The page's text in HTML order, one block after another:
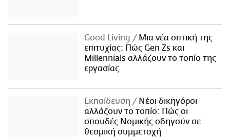
Good Living
Μια νέα οπτική της
επιτυχίας: Πώς Gen Zs και
Millennials αλλάζουν το τοπίο της
εργασίας
Εκπαίδευση
Νέοι δικηγόροι
αλλάζουν το τοπίο: Πώς οι
σπουδές Νομικής οδηγούν σε
θεσμική συμμετοχή